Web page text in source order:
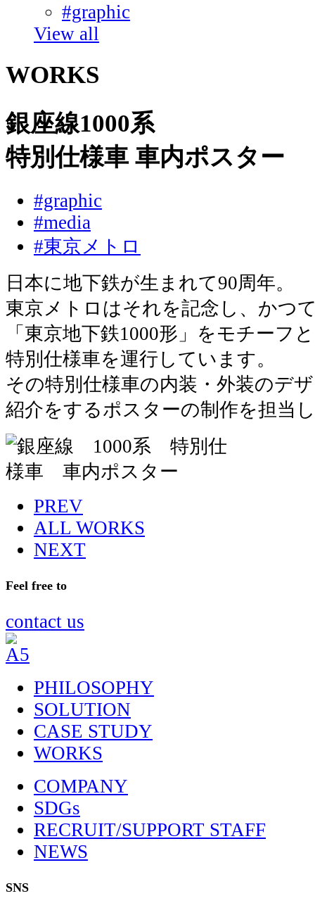
#graphic
View all
WORKS
銀座線1000系
特別仕様車 車内ポスター
#graphic
#media
#東京メトロ
日本に地下鉄が生まれて90周年。
東京メトロはそれを記念し、かつ
「東京地下鉄1000形」をモチーフ
特別仕様車を運行しています。
その特別仕様車の内装・外装のデ
紹介をするポスターの制作を担当
PREV
ALL WORKS
NEXT
Feel free to
contact us
PHILOSOPHY
SOLUTION
CASE STUDY
WORKS
COMPANY
SDGs
RECRUIT/SUPPORT STAFF
NEWS
SNS